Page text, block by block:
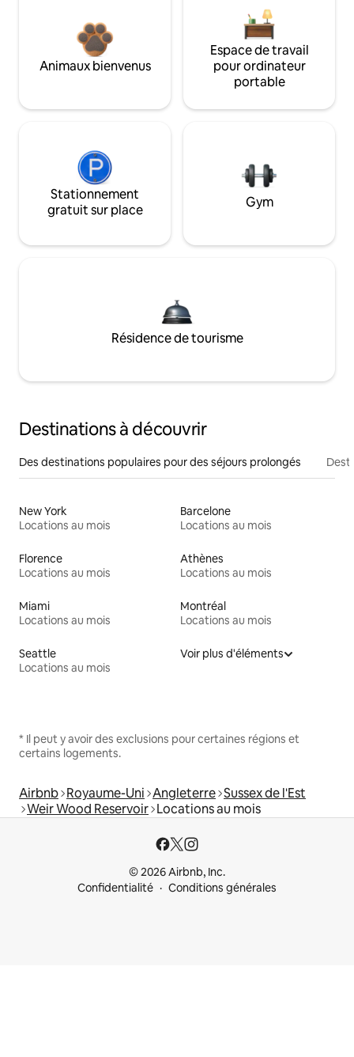
Animaux bienvenus
Espace de travail
pour ordinateur
portable
Stationnement
gratuit sur place
Gym
Résidence de tourisme
Destinations à découvrir
Des destinations populaires pour des séjours prolongés
New York
Locations au mois
Barcelone
Locations au mois
Florence
Locations au mois
Athènes
Locations au mois
Miami
Locations au mois
Montréal
Locations au mois
Seattle
Locations au mois
Voir plus d'éléments
* Il peut y avoir des exclusions pour certaines régions et
certains logements.
Airbnb Royaume-Uni Angleterre Sussex de l'Est
Weir Wood Reservoir Locations au mois
© 2026 Airbnb, Inc.
Confidentialité
Conditions générales